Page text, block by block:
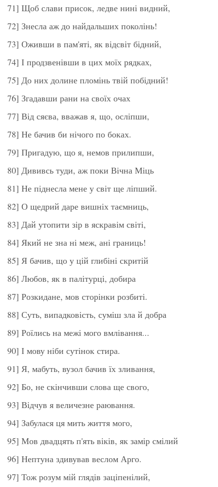
71] Щоб слави присок, ледве нині видний,
72] Знесла аж до найдальших поколінь!
73] Оживши в пам'яті, як відсвіт бідний,
74] І продзвенівши в цих моїх рядках,
75] До них долине пломінь твій побідний!
76] Згадавши рани на своїх очах
77] Від сяєва, вважав я, що, осліпши,
78] Не бачив би нічого по боках.
79] Пригадую, що я, немов прилипши,
80] Дививсь туди, аж поки Вічна Міць
81] Не піднесла мене у світ ще ліпший.
82] О щедрий даре вишніх таємниць,
83] Дай утопити зір в яскравім світі,
84] Який не зна ні меж, ані границь!
85] Я бачив, що у цій глибіні скритій
86] Любов, як в палітурці, добира
87] Розкидане, мов сторінки розбиті.
88] Суть, випадковість, суміш зла й добра
89] Роїлись на межі мого вмлівання...
90] І мову ніби сутінок стира.
91] Я, мабуть, вузол бачив їх зливання,
92] Бо, не скінчивши слова ще свого,
93] Відчув я величезне раювання.
94] Забулася ця мить життя мого,
95] Мов двадцять п'ять віків, як замір смілий
96] Нептуна здивував веслом Арго.
97] Тож розум мій глядів заціпенілий,